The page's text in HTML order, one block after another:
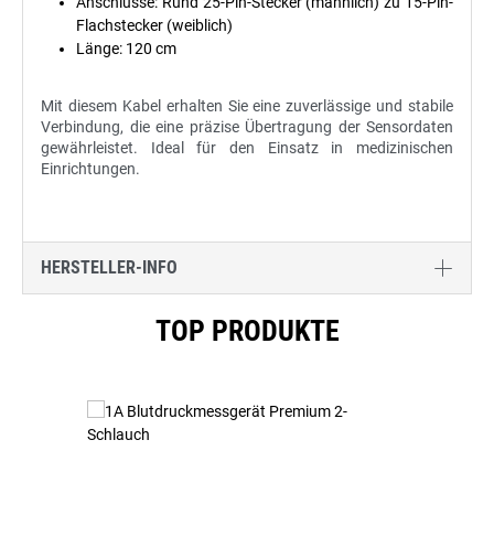
Flachstecker (weiblich)
Länge: 120 cm
Mit diesem Kabel erhalten Sie eine zuverlässige und stabile
Verbindung, die eine präzise Übertragung der Sensordaten
gewährleistet. Ideal für den Einsatz in medizinischen
Einrichtungen.
HERSTELLER-INFO
TOP PRODUKTE